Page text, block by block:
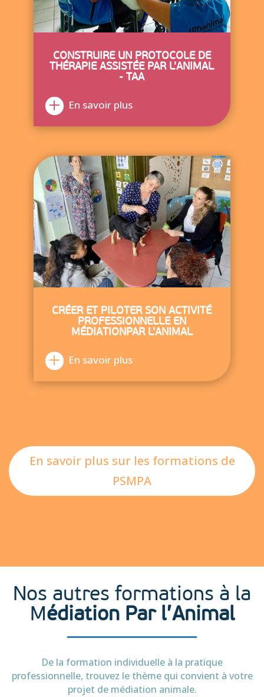
CONSTRUIRE UN PROTOCOLE DE
THÉRAPIE ASSISTÉE PAR L'ANIMAL
- TAA
En savoir plus
CRÉER ET PILOTER SON ACTIVITÉ
PROFESSIONNELLE EN
MÉDIATIONPAR L'ANIMAL
En savoir plus
En savoir plus sur les formations de
PSMPA
Nos autres formations à la
Médiation Par l’Animal
De la formation individuelle à la pratique
professionnelle, trouvez le thème qui convient à votre
projet de médiation animale.